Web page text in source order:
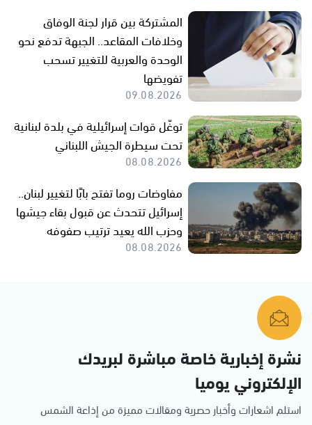
المشتركة بين قرار لجنة الوفاق
وخلافات المقاعد.. الجبهة تدفع نحو
الوحدة والعربية للتغيير تسحب
تفويضها
09.08.2026
توغّل قوات إسرائيلية في بلدة لبنانية
تحت سيطرة الجيش اللبناني
08.08.2026
مفاوضات روما تفتح بابًا لتغيير لبنان..
إسرائيل تتحدث عن قبول بقاء جيشها
وحزب الله يعيد ترتيب صفوفه
08.08.2026
نشرة إخبارية خاصة مباشرة لبريدك
الإلكتروني يوميا
استلم اشعارات وأخبار حصرية ومقالات مميزة من إذاعة الشمس